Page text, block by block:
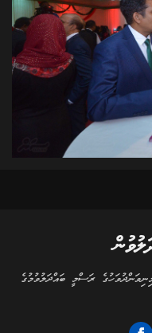
ދިވެހި ރާއްޖޭގެ 53 ވަނަ މިނިވަންދުވަހުގެ ރަސްމީ ބައްދަލުވުމުގެ